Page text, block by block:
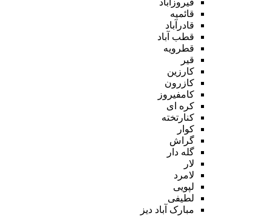
قائمیه
قادرآباد
قطب آباد
قطرویه
قیر
کارزین
کازرون
کامفیروز
کره ای
کنارتخته
کوار
گراش
گله دار
لار
لامرد
لپویی
لطیفی
مبارک آباد دیز